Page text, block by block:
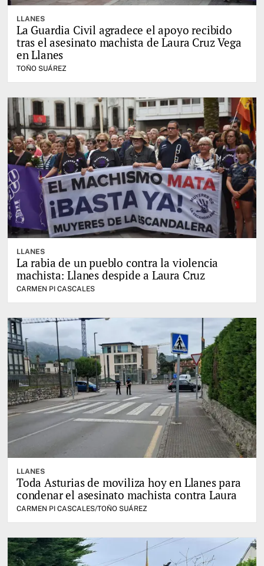
LLANES
La Guardia Civil agradece el apoyo recibido
tras el asesinato machista de Laura Cruz Vega
en Llanes
TOÑO SUÁREZ
LLANES
La rabia de un pueblo contra la violencia
machista: Llanes despide a Laura Cruz
CARMEN PI CASCALES
LLANES
Toda Asturias de moviliza hoy en Llanes para
condenar el asesinato machista contra Laura
CARMEN PI CASCALES/TOÑO SUÁREZ